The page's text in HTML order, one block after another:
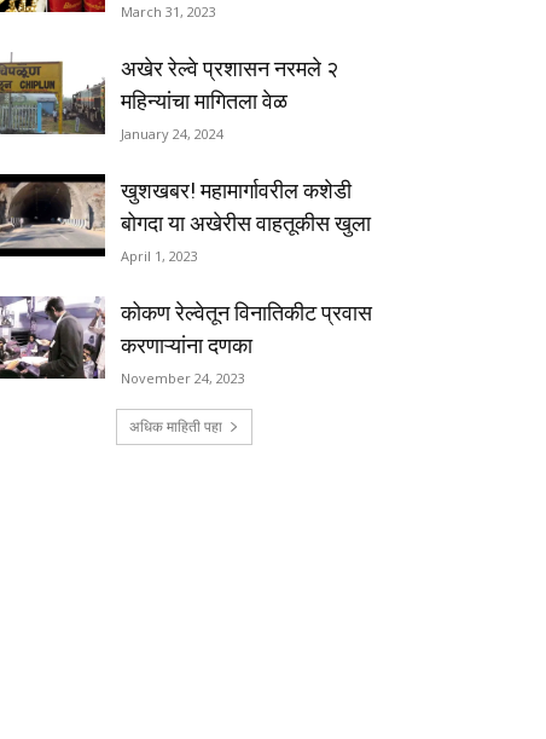
March 31, 2023
अखेर रेल्वे प्रशासन नरमले २
महिन्यांचा मागितला वेळ
January 24, 2024
खुशखबर! महामार्गावरील कशेडी
बोगदा या अखेरीस वाहतूकीस खुला
April 1, 2023
कोकण रेल्वेतून विनातिकीट प्रवास
करणाऱ्यांना दणका
November 24, 2023
अधिक माहिती पहा